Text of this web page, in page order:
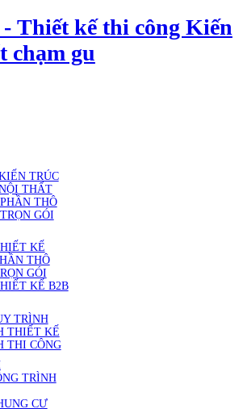
- Thiết kế thi công
chạm gu
KIẾN TRÚC
NỘI THẤT
PHẦN THÔ
TRỌN GÓI
THIẾT KẾ
PHẦN THÔ
TRỌN GÓI
THIẾT KẾ B2B
TRÌNH
THIẾT KẾ
THI CÔNG